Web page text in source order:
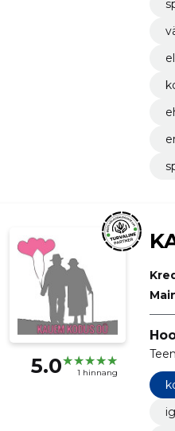
5.0 1 hinnang